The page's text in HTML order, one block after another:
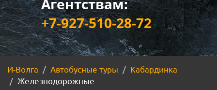
Агентствам:
+7-927-510-28-72
И-Волга Автобусные туры
Кабардинка
Железнодорожные